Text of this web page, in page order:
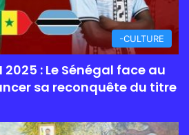
-CULTURE
: Le Sénégal face au
sa reconquête du titre